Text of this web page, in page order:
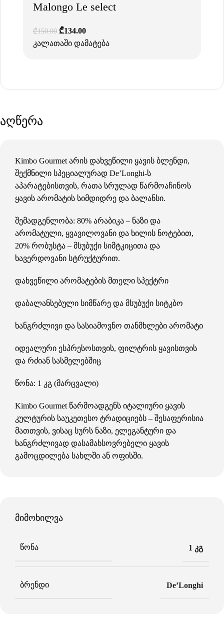
Malongo Le select
₾150.00 ₾134.00
კალათაში დამატება
აღწერა
Kimbo Gourmet არის დახვეწილი ყავის ბლენდი,
შექმნილი სპეციალურად De’Longhi-ს
აპარატებისთვის, რათა სრულად წარმოაჩინოს
ყავის არომატის სიმდიდრე და ბალანსი.
შემადგენლობა: 80% არაბიკა – ნაზი და
არომატული, ყვავილოვანი და ხილის ნოტებით,
20% რობუსტა – მსუბუქი სიმტკიცითა და
ხავერდოვანი სტრუქტურით.
დახვეწილი არომატების მთელი სპექტრი
დაბალანსებული სიმწარე და მსუბუქი სიტკბო
ხანგრძლივი და სასიამოვნო თანმხლები არომატი
იდეალური ესპრესოსთვის, ფილტრის ყავისთვის
და რძიან სასმელებშიც
წონა: 1 კგ (მარცვალი)
Kimbo Gourmet წარმოადგენს იტალიური ყავის
კულტურის საუკეთესო ტრადიციებს – შესაფერისია
მათთვის, ვისაც სურს ნაზი, ელეგანტური და
ხანგრძლივად დასამახსოვრებელი ყავის
გამოცდილება სახლში ან ოფისში.
მიმოხილვა
ᲬᲝᲜᲐ 1 კგ
ᲑᲠᲔᲜᲓᲘ De’Longhi